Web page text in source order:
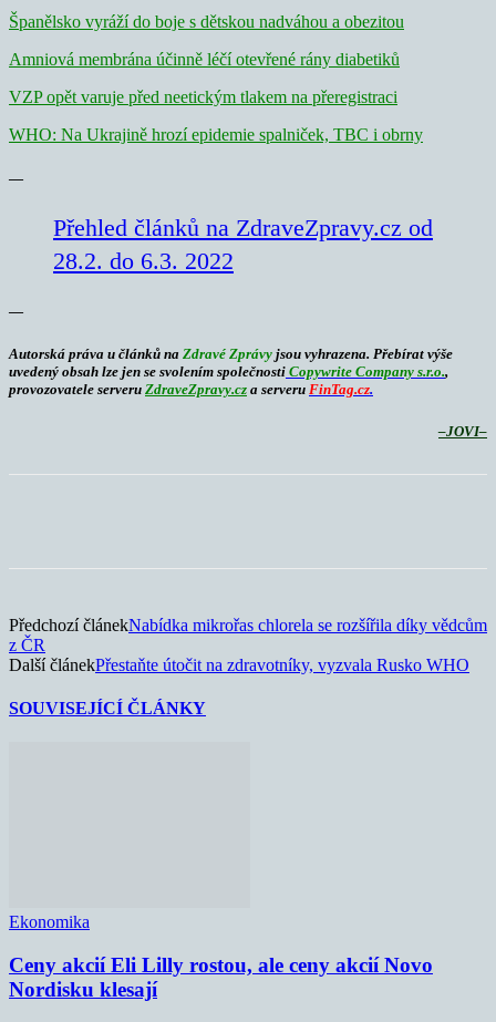
Španělsko vyráží do boje s dětskou nadváhou a obezitou
Amniová membrána účinně léčí otevřené rány diabetiků
VZP opět varuje před neetickým tlakem na přeregistraci
WHO: Na Ukrajině hrozí epidemie spalniček, TBC i obrny
—
Přehled článků na ZdraveZpravy.cz od
28.2. do 6.3. 2022
—
Autorská práva u článků na Zdravé Zprávy jsou vyhrazena. Přebírat výše
uvedený obsah lze jen se svolením společnosti Copywrite Company s.r.o.,
provozovatele serveru ZdraveZpravy.cz a serveru FinTag.cz.
–JOVI–
Předchozí článekNabídka mikrořas chlorela se rozšířila díky vědcům
z ČR
Další článekPřestaňte útočit na zdravotníky, vyzvala Rusko WHO
SOUVISEJÍCÍ ČLÁNKY
Ekonomika
Ceny akcií Eli Lilly rostou, ale ceny akcií Novo
Nordisku klesají